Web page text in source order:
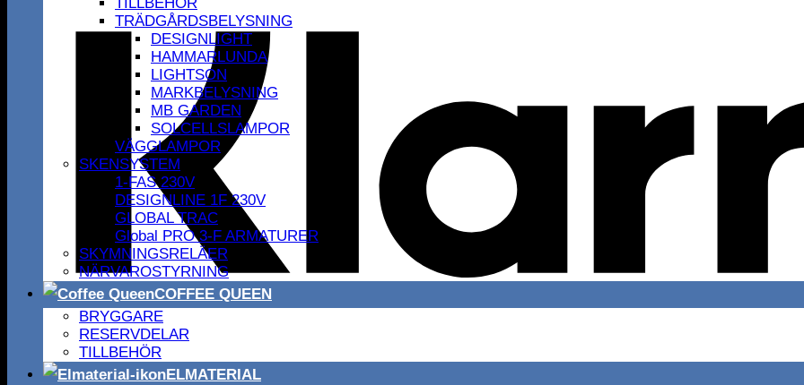
TRÄDGÅRDSBELYSNING
DESIGNLIGHT
HAMMARLUNDA
LIGHTSON
MARKBELYSNING
MB GARDEN
SOLCELLSLAMPOR
VÄGGLAMPOR
SKENSYSTEM
1-FAS 230V
DESIGNLINE 1F 230V
GLOBAL TRAC
Global PRO 3-F ARMATURER
SKYMNINGSRELÄER
NÄRVAROSTYRNING
COFFEE QUEEN
BRYGGARE
RESERVDELAR
TILLBEHÖR
ELMATERIAL